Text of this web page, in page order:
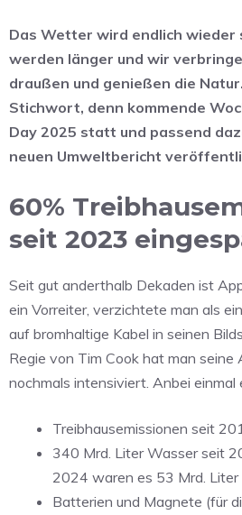
Das Wetter wird endlich wieder
werden länger und wir
draußen und genießen die
Stichwort, denn kommende
Day 2025 statt und passend
neuen Umweltbericht
60%
seit 2023
Seit gut anderthalb Dekaden ist
ein Vorreiter, verzichtete man als
auf bromhaltige Kabel in seinen
Regie von Tim Cook hat man seine
nochmals intensiviert. Anbei einmal
Treibhausemissionen seit
340 Mrd. Liter Wasser seit
2024 waren es 53 Mrd. Liter
Batterien und Magnete (für